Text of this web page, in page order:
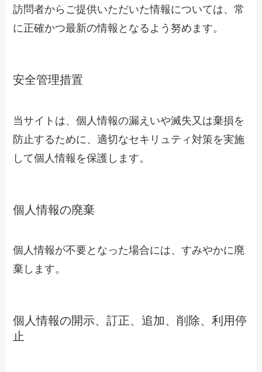
訪問者からご提供いただいた情報については、常
に正確かつ最新の情報となるよう努めます。
安全管理措置
当サイトは、個人情報の漏えいや滅失又は棄損を
防止するために、適切なセキリュティ対策を実施
して個人情報を保護します。
個人情報の廃棄
個人情報が不要となった場合には、すみやかに廃
棄します。
個人情報の開示、訂正、追加、削除、利用停
止